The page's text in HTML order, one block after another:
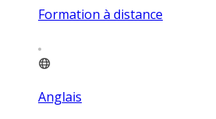
Formation à distance
Anglais